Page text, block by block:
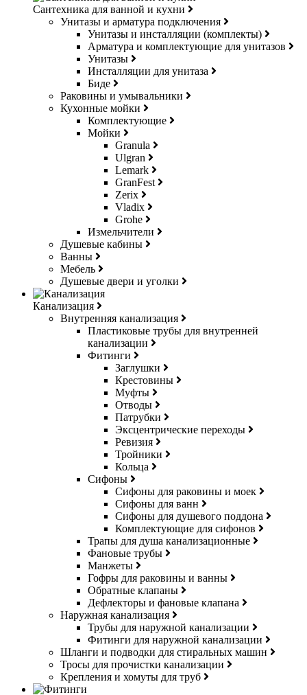
Сантехника для ванной и кухни
Унитазы и арматура подключения
Унитазы и инсталляции (комплекты)
Арматура и комплектующие для унитазов
Унитазы
Инсталляции для унитаза
Биде
Раковины и умывальники
Кухонные мойки
Комплектующие
Мойки
Granula
Ulgran
Lemark
GranFest
Zerix
Vladix
Grohe
Измельчители
Душевые кабины
Ванны
Мебель
Душевые двери и уголки
Канализация
Внутренняя канализация
Пластиковые трубы для внутренней
канализации
Фитинги
Заглушки
Крестовины
Муфты
Отводы
Патрубки
Эксцентрические переходы
Ревизия
Тройники
Кольца
Сифоны
Сифоны для раковины и моек
Сифоны для ванн
Сифоны для душевого поддона
Комплектующие для сифонов
Трапы для душа канализационные
Фановые трубы
Манжеты
Гофры для раковины и ванны
Обратные клапаны
Дефлекторы и фановые клапана
Наружная канализация
Трубы для наружной канализации
Фитинги для наружной канализации
Шланги и подводки для стиральных машин
Тросы для прочистки канализации
Крепления и хомуты для труб